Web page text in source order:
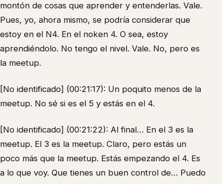
montón de cosas que aprender y entenderlas. Vale.
Pues, yo, ahora mismo, se podría considerar que
estoy en el N4. En el noken 4. O sea, estoy
aprendiéndolo. No tengo el nivel. Vale. No, pero es
la meetup.
[No identificado] (00:21:17): Un poquito menos de la
meetup. No sé si es el 5 y estás en el 4.
[No identificado] (00:21:22): Al final… En el 3 es la
meetup. El 3 es la meetup. Claro, pero estás un
poco más que la meetup. Estás empezando el 4. Es
a lo que voy. Que tienes un buen control de… Puedo